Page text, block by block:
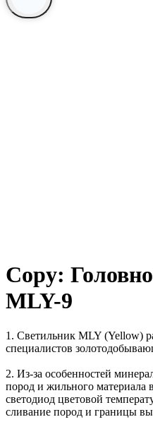
Copy:
MLY-9
1. Светильник MLY (Yellow)
специалистов
2. Из-за особенностей
пород и жильного материала
светодиод цветовой
сливание пород и границы